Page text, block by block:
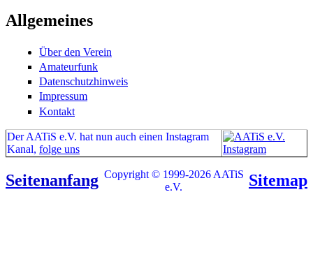
Allgemeines
Über den Verein
Amateurfunk
Datenschutzhinweis
Impressum
Kontakt
Der AATiS e.V. hat nun auch einen Instagram
Kanal, folge uns
Seitenanfang Copyright © 1999-2026 AATiS
e.V.
Sitemap